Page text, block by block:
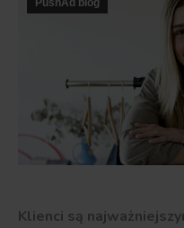
PushAd blog
Klienci są